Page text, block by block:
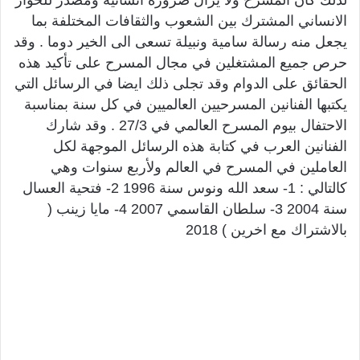
الانساني المشترك بين الشعوب والثقافات المختلفة بما
يجعل منه رسالة سامية ونبيلة تسعى الى الخير دوما . وقد
حرص جميع المشتغلين في مجال المسرح على تأكيد هذه
الحقائق على الدوام وقد تجلى ذلك ايضا في الرسائل التي
يكتبها الفنانين المسرحيين العالميين في كل سنة بمناسبة
الاحتفال بيوم المسرح العالمي في 27/3 . وقد شارك
الفنانين العرب في كتابة هذه الرسائل الموجهة لكل
العاملين في المسرح في العالم ولأربع سنوات وهي
كالتالي : 1- سعد الله ونوس سنة 1996 2- فتحية العسال
سنة 2004 3- سلطان القاسمي 2007 4- مايا زينب (
بالاشتراك مع اخرين ) 2018